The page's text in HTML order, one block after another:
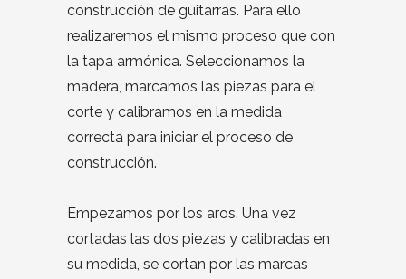
construcción de guitarras. Para ello
realizaremos el mismo proceso que con
la tapa armónica. Seleccionamos la
madera, marcamos las piezas para el
corte y calibramos en la medida
correcta para iniciar el proceso de
construcción.
Empezamos por los aros. Una vez
cortadas las dos piezas y calibradas en
su medida, se cortan por las marcas